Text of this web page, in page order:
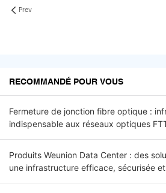
Prev
RECOMMANDÉ POUR VOUS
Fermeture de jonction fibre optique :
indispensable aux réseaux optiques
Produits Weunion Data Center : des
une infrastructure efficace, sécurisée